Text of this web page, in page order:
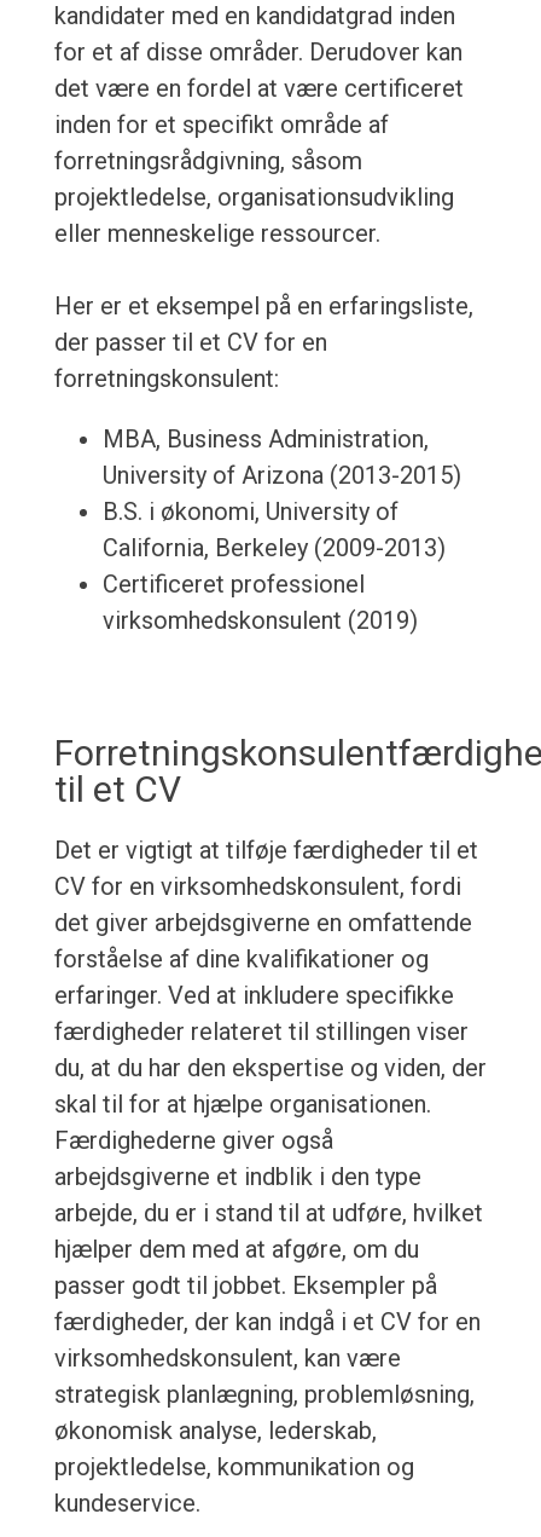
kandidater med en kandidatgrad inden
for et af disse områder. Derudover kan
det være en fordel at være certificeret
inden for et specifikt område af
forretningsrådgivning, såsom
projektledelse, organisationsudvikling
eller menneskelige ressourcer.
Her er et eksempel på en erfaringsliste,
der passer til et CV for en
forretningskonsulent:
MBA, Business Administration,
University of Arizona (2013-2015)
B.S. i økonomi, University of
California, Berkeley (2009-2013)
Certificeret professionel
virksomhedskonsulent (2019)
til et CV
Det er vigtigt at tilføje færdigheder til et
CV for en virksomhedskonsulent, fordi
det giver arbejdsgiverne en omfattende
forståelse af dine kvalifikationer og
erfaringer. Ved at inkludere specifikke
færdigheder relateret til stillingen viser
du, at du har den ekspertise og viden, der
skal til for at hjælpe organisationen.
Færdighederne giver også
arbejdsgiverne et indblik i den type
arbejde, du er i stand til at udføre, hvilket
hjælper dem med at afgøre, om du
passer godt til jobbet. Eksempler på
færdigheder, der kan indgå i et CV for en
virksomhedskonsulent, kan være
strategisk planlægning, problemløsning,
økonomisk analyse, lederskab,
projektledelse, kommunikation og
kundeservice.